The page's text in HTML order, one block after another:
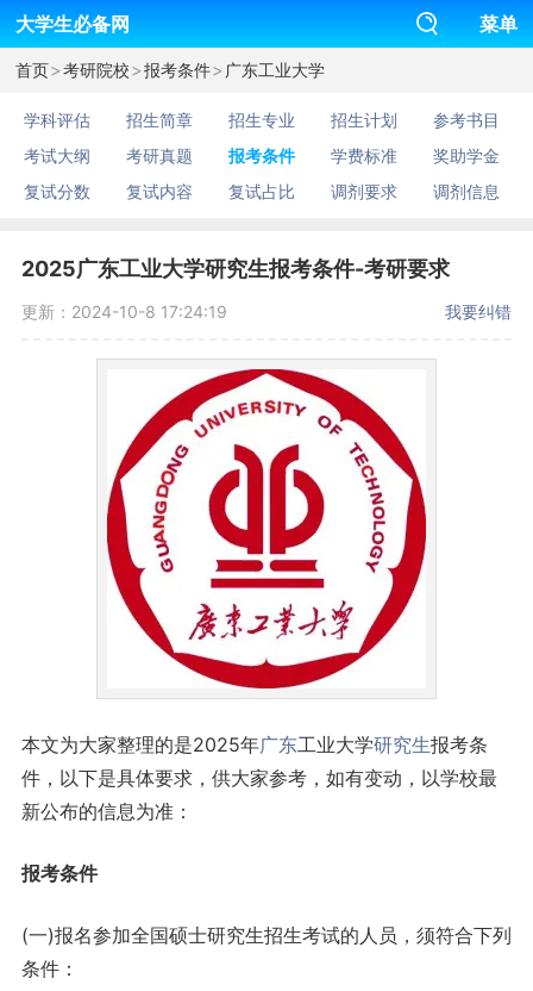
大学生必备网 菜单
首页>考研院校>报考条件> 广东工业大学
学科评估 招生简章 招生专业 招生计划
参考书目
考试大纲
考研真题 报考条件 学费标准
奖助学金
复试分数
复试内容 复试占比 调剂要求 调剂信息
2025广东工业大学研究生报考条件-考研要求
更新：2024-10-8 17:24:19 我要纠错
本文为大家整理的是2025年广东工业大学研究生报考条
件，以下是具体要求，供大家参考，如有变动，以学校最
新公布的信息为准：
报考条件
(一)报名参加全国硕士研究生招生考试的人员，须符合下列
条件：